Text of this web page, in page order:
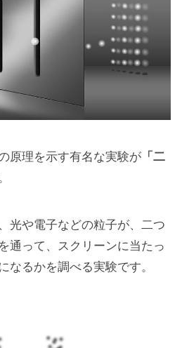
原理を示す有名な実験が 「二
光や電子などの粒子が、二つ
通って、スクリーンに当たっ
なるかを調べる実験です。